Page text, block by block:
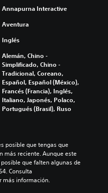
Annapurna Interactive
Aventura
Inglés
Alemán, Chino -
Simplificado, Chino -
Tradicional, Coreano,
Español, Español (México),
Francés (Francia), Inglés,
Italiano, Japonés, Polaco,
Portugués (Brasil), Ruso
posible que tengas que
más reciente. Aunque este
que falten algunas de
Consulta
más información.